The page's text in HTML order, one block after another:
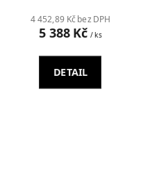
4 452,89 Kč bez DPH
5 388 Kč/ ks
DETAIL